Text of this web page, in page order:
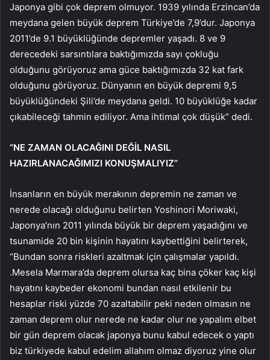
Japonya gibi çok deprem olmuyor. 1939 yılında Erzincan’da
meydana gelen büyük deprem Türkiye’de 7,9’dur. Japonya
2011’de 9.1 büyüklüğünde depremler yaşadı. 8 ve 9
derecedeki sarsıntılara baktığımızda sayı çokluğu
olduğunu görüyoruz ama güce baktığımızda 32 kat fark
olduğunu görüyoruz. Dünyanın en büyük depremi 9,5
büyüklüğündeki Şili’de meydana geldi. 10 büyüklüğe kadar
çıkabileceği tahmin ediliyor. Ama ihtimal çok düşük” dedi.
“NE ZAMAN OLACAĞINI DEĞİL NASIL
HAZIRLANACAĞIMIZI KONUŞMALIYIZ”
İnsanların en büyük merakının depremin ne zaman ve
nerede olacağı olduğunu belirten Yoshinori Moriwaki,
Japonya’nın 2011 yılında büyük bir deprem yaşadığını ve
tsunamide 20 bin kişinin hayatını kaybettiğini belirterek,
“Bundan sonra riskleri azaltmak için çalışmalar yapıldı.
.Mesela Marmara’da deprem olursa kaç bina çöker kaç kişi
hayatını kaybeder ekonomi bundan nasıl etkilenir bu
hesaplar riski yüzde 70 azaltabilir peki neden olmasın ne
zaman deprem olur nerede ne kadar olur ne yapalım elbet
bir gün deprem olacak japonya bunu kabul edecek o yaptı
biz türkiyede kabul edelim allahım olmaz diyoruz yine olur